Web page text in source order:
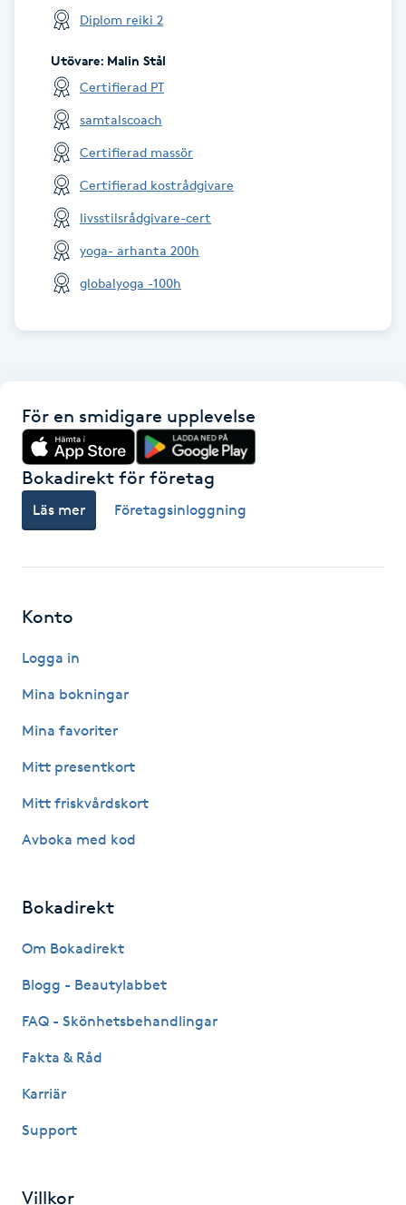
Kinesiologi
Kinesisk medicin
Kiropraktik
Klangmassage
Klippning
Klippning & Slingor
Kosmetisk tatuering
Kostrådgivning
Kroppsinpackning
Kroppspeeling
Käkledsbehandling
Kärlbehandling
Lashlift Keratin
LED-ljusterapi
LPG
LPG-behandling
LPG-massage
Luggklippning
Läpptatuering
Diplom reiki 2
Utövare: Malin Stål
Certifierad PT
samtalscoach
Certifierad massör
Certifierad kostrådgivare
livsstilsrådgivare-cert
yoga- arhanta 200h
globalyoga -100h
För en smidigare upplevelse
Bokadirekt för företag
Läs mer Företagsinloggning
Konto
Logga in
Mina bokningar
Mina favoriter
Mitt presentkort
Mitt friskvårdskort
Avboka med kod
Bokadirekt
Om Bokadirekt
Blogg - Beautylabbet
FAQ - Skönhetsbehandlingar
Fakta & Råd
Karriär
Support
Villkor